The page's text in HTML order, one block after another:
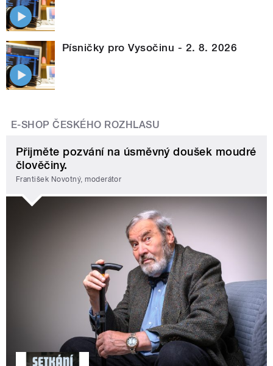
Písničky pro Vysočinu - 2. 8. 2026
E-SHOP ČESKÉHO ROZHLASU
Přijměte pozvání na úsměvný doušek moudré
člověčiny.
František Novotný, moderátor